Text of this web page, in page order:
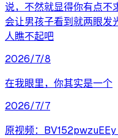
说，不然就显得你有点不
会让男孩子看到就两眼发
人瞧不起吧
2026/7/8
在我眼里，你其实是一个
2026/7/7
原视频：